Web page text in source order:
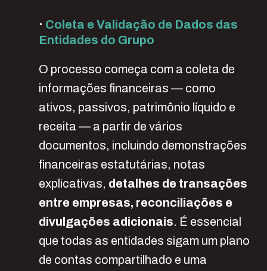
· Coleta e Validação de Dados das
Entidades do Grupo
O processo começa com a coleta de
informações financeiras — como
ativos, passivos, patrimônio líquido e
receita — a partir de vários
documentos, incluindo demonstrações
financeiras estatutárias, notas
explicativas, detalhes de transações
entre empresas, reconciliações e
divulgações adicionais. É essencial
que todas as entidades sigam um plano
de contas compartilhado e uma